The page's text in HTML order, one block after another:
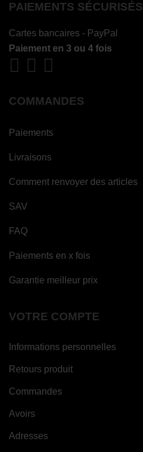
PAIEMENTS SÉCURISÉS
Cartes bancaires - PayPal
Paiement en 3 ou 4 fois
COMMANDES
Paiements
Livraisons
Comment renvoyer des articles
SAV
FAQ
Paiements en x fois
Garantie meilleur prix
VOTRE COMPTE
Informations personnelles
Retours produit
Commandes
Avoirs
Adresses